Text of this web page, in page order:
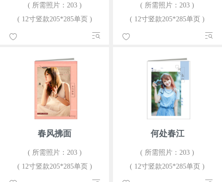
( 所需照片：203 )
( 12寸竖款205*285单页 )
( 所需照片：203 )
( 12寸竖款205*285单页 )
春风拂面
( 所需照片：203 )
( 12寸竖款205*285单页 )
何处春江
( 所需照片：203 )
( 12寸竖款205*285单页 )